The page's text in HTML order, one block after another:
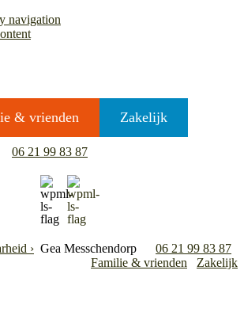
navigation
& vrienden Zakelijk
06 21 99 83 87
› Gea Messchendorp
06 21 99 83 87
Familie & vrienden
Zakelijk